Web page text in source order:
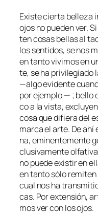
Existe cier­ta be­lle­za
ojos no pue­den ver.
ten co­sas be­llas al
los sen­ti­dos, se nos
en tan­to vi­vi­mos en
te, se ha pri­vi­le­gia­do
—al­go evi­den­te
por ejem­plo — ; be­llo
co a la vis­ta,
co­sa que di­fie­ra del
mar­ca el ar­te. De
na, emi­nen­te­men­te
clu­si­va­men­te
no pue­de exis­tir en
en tan­to só­lo
cual nos ha
cas. Por ex­ten­sión,
mos ver con los ojos.